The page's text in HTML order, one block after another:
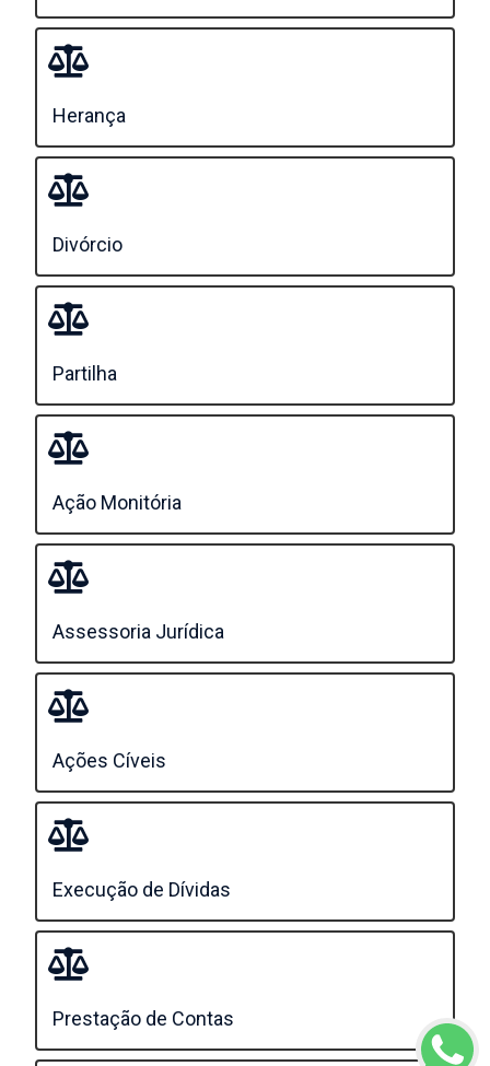
Herança
Divórcio
Partilha
Ação Monitória
Assessoria Jurídica
Ações Cíveis
Execução de Dívidas
Prestação de Contas